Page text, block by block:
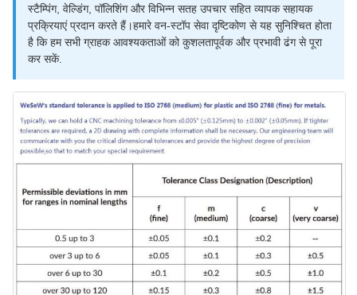
स्टैम्पिंग, वेल्डिंग, पॉलिशिंग और विभिन्न सतह उपचार सहित व्यापक सहायक
प्रक्रियाएं प्रदान करते हैं।हमारे वन-स्टॉप सेवा दृष्टिकोण से यह सुनिश्चित होता
है कि हम सभी ग्राहक आवश्यकताओं को कुशलतापूर्वक और प्रभावी ढंग से पूरा
कर सकें.